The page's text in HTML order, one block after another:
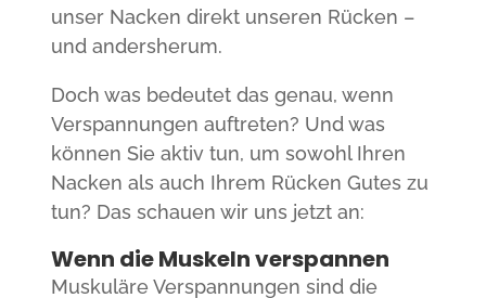
unser Nacken direkt unseren Rücken –
und andersherum.
Doch was bedeutet das genau, wenn
Verspannungen auftreten? Und was
können Sie aktiv tun, um sowohl Ihren
Nacken als auch Ihrem Rücken Gutes zu
tun? Das schauen wir uns jetzt an:
Wenn die Muskeln verspannen
Muskuläre Verspannungen sind die